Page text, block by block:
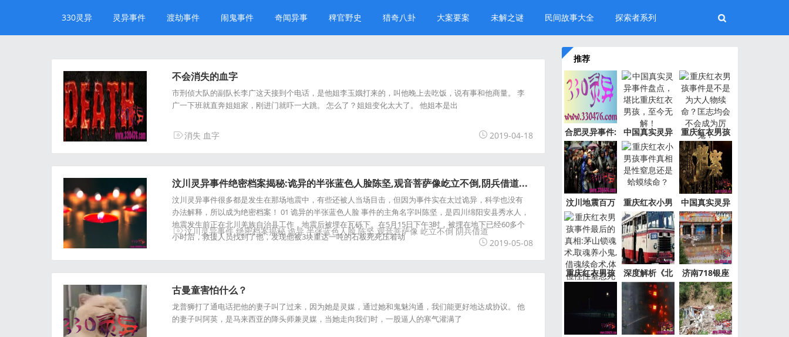
330灵异 灵异事件 渡劫事件 闹鬼事件 奇闻异事 稗官野史 猎奇八卦 大案要案 未解之谜 民间故事大全 探索者系列
不会消失的血字
市刑侦大队的副队长李广这天接到个电话，是他姐李玉娥打来的，叫他晚上去吃饭，说有事和他商量。 李
广一下班就直奔姐姐家，刚进门就吓一大跳。 怎么了？姐姐变化太大了。 他姐本是出
消失 血字 2019-04-18
汶川灵异事件绝密档案揭秘:诡异的半张蓝色人脸陈坚,观音菩萨像屹立不倒,阴兵借道...
汶川灵异事件很多都是发生在那场地震中，有些还被人当场目击，但因为事件实在太过诡异，科学也没有
办法解释，所以成为绝密档案！ 01 诡异的半张蓝色人脸 事件的主角名字叫陈坚，是四川绵阳安县秀水人，
地震发生前正在北川羌族自治县工作，地震后被埋在瓦砾下。在5月15日下午3时，被埋在地下已经60多个
小时后，救援人员找到了他，发现他被3块重达一吨的石板死死压着动
汶川灵异事件 绝密档案揭秘 诡异 半张蓝色人脸 陈坚 观音菩萨像 屹立不倒 阴兵借道
2019-05-08
古曼童害怕什么？
龙普狮打了通电话把他的妻子叫了过来，因为她是灵媒，通过她和鬼魅沟通，我们能更好地达成协议。 他
的妻子叫阿英，是马来西亚的降头师兼灵媒，当她走向我们时，一股逼人的寒气灌满了
推荐
合肥灵异事件:
新加坡
中国真实灵异
事件盘
重庆红衣男孩
事件是
汶川地震百万
“阴兵
重庆红衣小男
孩事件
中国真实灵异
事件绝
重庆红衣男孩
深度解析《北
京公交
济南718银座
灵异事件